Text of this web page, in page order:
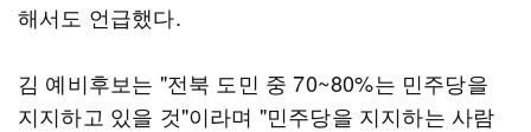
해서도 언급했다.
김 예비후보는 "전북 도민 중 70~80%는 민주당을
지지하고 있을 것"이라며 "민주당을 지지하는 사람